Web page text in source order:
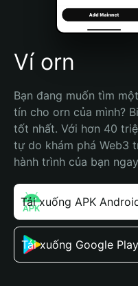
Português (Brasil)
Español (Argentina)
Ví orn
Bạn đang muốn tìm
tín cho orn của mình?
tốt nhất. Với hơn 40
tự do khám phá Web3
hành trình của bạn
Tải xuống APK
Tải xuống Google Play